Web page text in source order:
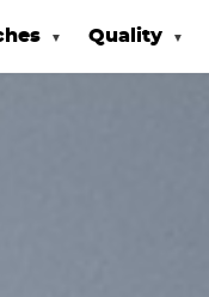
Quality